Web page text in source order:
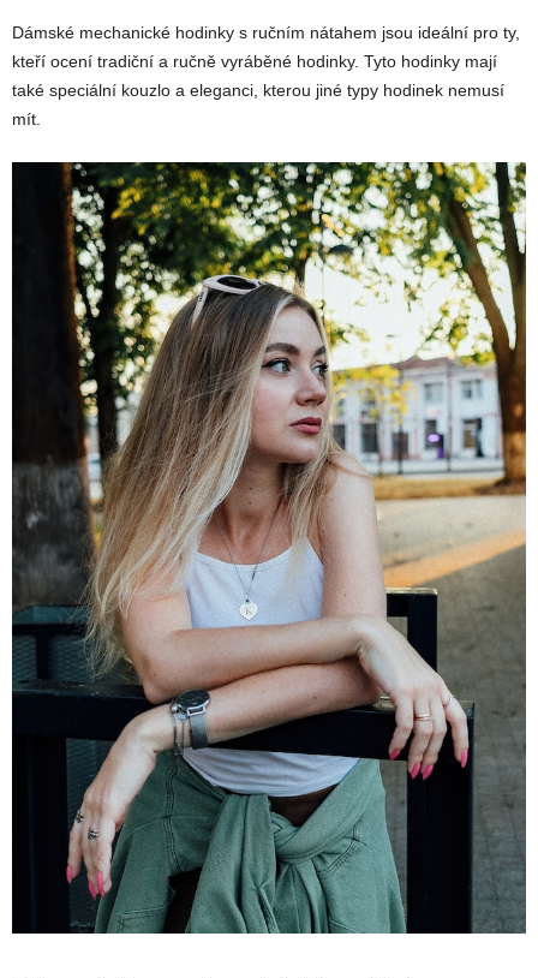
Dámské mechanické hodinky s ručním nátahem jsou ideální pro ty,
kteří ocení tradiční a ručně vyráběné hodinky. Tyto hodinky mají
také speciální kouzlo a eleganci, kterou jiné typy hodinek nemusí
mít.